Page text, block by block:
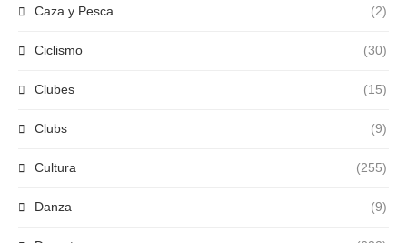
Caza y Pesca (2)
Ciclismo (30)
Clubes (15)
Clubs (9)
Cultura (255)
Danza (9)